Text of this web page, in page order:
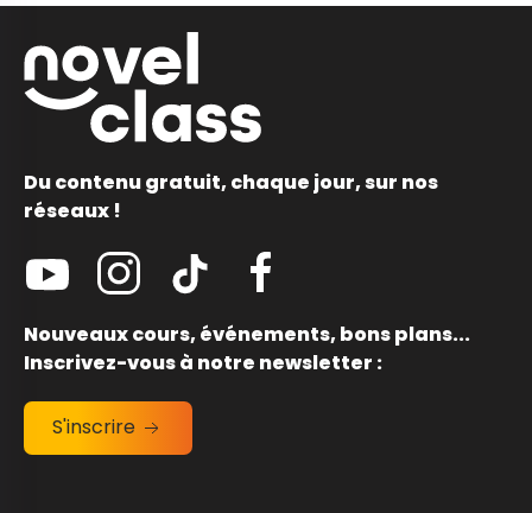
Du contenu gratuit, chaque jour, sur nos
réseaux !
Nouveaux cours, événements, bons plans...
Inscrivez-vous à notre newsletter :
S'inscrire